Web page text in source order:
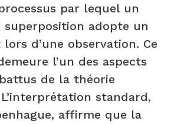
par lequel un
superposition adopte un
d’une observation. Ce
l’un des aspects
de la théorie
standard,
affirme que la